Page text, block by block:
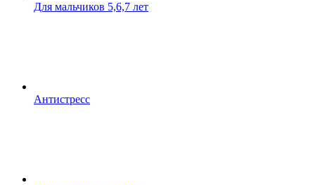
Для мальчиков 5,6,7 лет
Антистресс